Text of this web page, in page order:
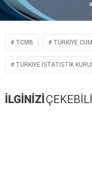
TCMB TÜRKIYE
TÜRKIYE İSTATISTIK
İLGİNİZİ